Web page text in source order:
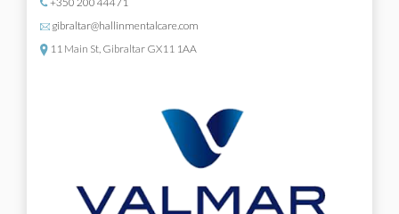
gibraltar@hallinmentalcare.com
11 Main St, Gibraltar GX11 1AA